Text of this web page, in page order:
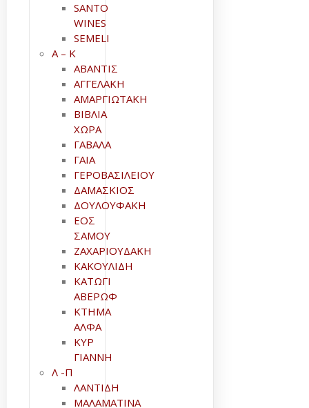
SANTO
WINES
SEMELI
Α – Κ
ΑΒΑΝΤΙΣ
ΑΓΓΕΛΑΚΗ
ΑΜΑΡΓΙΩΤΑΚΗ
ΒΙΒΛΙΑ
ΧΩΡΑ
ΓΑΒΑΛΑ
ΓΑΙΑ
ΓΕΡΟΒΑΣΙΛΕΙΟΥ
ΔΑΜΑΣΚΙΟΣ
ΔΟΥΛΟΥΦΑΚΗ
ΕΟΣ
ΣΑΜΟΥ
ΖΑΧΑΡΙΟΥΔΑΚΗ
ΚΑΚΟΥΛΙΔΗ
ΚΑΤΩΓΙ
ΑΒΕΡΩΦ
ΚΤΗΜΑ
ΑΛΦΑ
ΚΥΡ
ΓΙΑΝΝΗ
Λ -Π
ΛΑΝΤΙΔΗ
ΜΑΛΑΜΑΤΙΝΑ